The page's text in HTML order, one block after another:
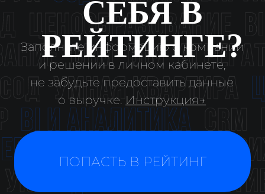
Для включения в рейтинг необходимо заполнить данные в ЛК и указать
актуальные фин показатели за 2025 год. Инструкция →
© ООО «Цифровые медиаресурсы»,
г. Екатеринбург, ул. Малышева, стр. 53
главный эксперт проекта